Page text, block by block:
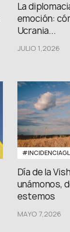
La
emoción:
Ucrania...
JULIO 1,2026
Día de la
unámonos,
estemos
MAYO 7,2026